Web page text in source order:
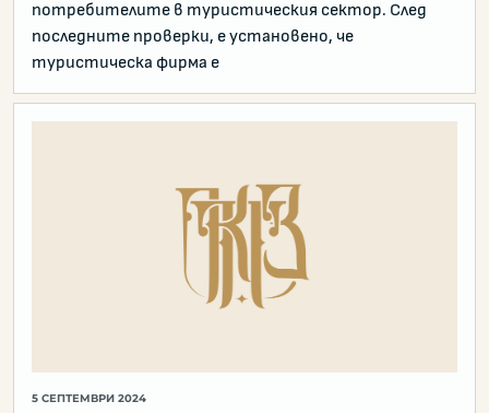
потребителите в туристическия сектор. След
последните проверки, е установено, че
туристическа фирма е
5 СЕПТЕМВРИ 2024